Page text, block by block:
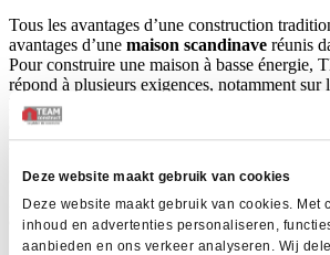
Deze website maakt gebruik van cookies
Deze website maakt gebruik van cookies. Met
inhoud en advertenties personaliseren,
aanbieden en ons verkeer analyseren. Wij
Tous les avantages d’une construction
avantages d’une maison scandinave réunis
Pour construire une maison à basse énergie,
répond à plusieurs exigences, notamment sur
l’orientation
auxchâssis
systèmes dechauffage(à haut rendement) et
Chute des consommations avec le Pack
En plus de tous les équipements déjà prévus
charges général,l’option Pack Max.isol